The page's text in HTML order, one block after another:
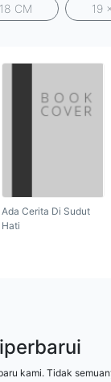
CM 19
Ada Cerita Di Sudut
Hati
kami. Tidak